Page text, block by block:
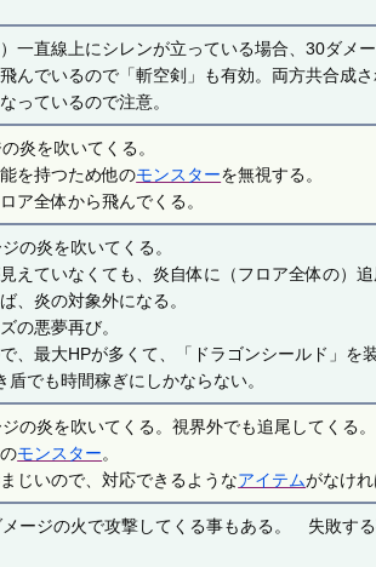
一直線上にシレンが立っている場合、30ダメ
んでいるので「斬空剣」も有効。両方共合成さ
っているので注意。
炎を吹いてくる。
を持つため他のモンスターを無視する。
ア全体から飛んでくる。
の炎を吹いてくる。
えていなくても、炎自体に（フロア全体の）追
、炎の対象外になる。
の悪夢再び。
、最大HPが多くて、「ドラゴンシールド」を
でも時間稼ぎにしかならない。
の炎を吹いてくる。視界外でも追尾してくる。
モンスター。
じいので、対応できるようなアイテムがなけれ
ージの火で攻撃してくる事もある。 失敗する